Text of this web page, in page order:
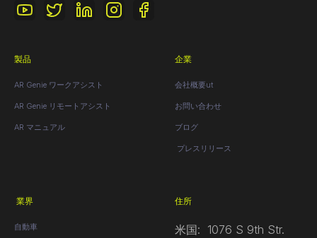
製品
AR Genie ワークアシスト
AR Genie リモートアシスト
AR マニュアル
企業
会社概要ut
お問い合わせ
ブログ
プレスリリース
業界
自動車
住所
米国: 1076 S 9th Str.